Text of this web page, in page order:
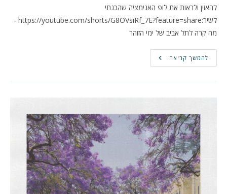
להאזין ולראות את לופ האנימציה שהכנתי
לשיר:https://youtube.com/shorts/G8OVsiRf_7E?feature=share -
מה קרה לתל אביב של ימי הזוהר
להמשך קריאה טור
חדש